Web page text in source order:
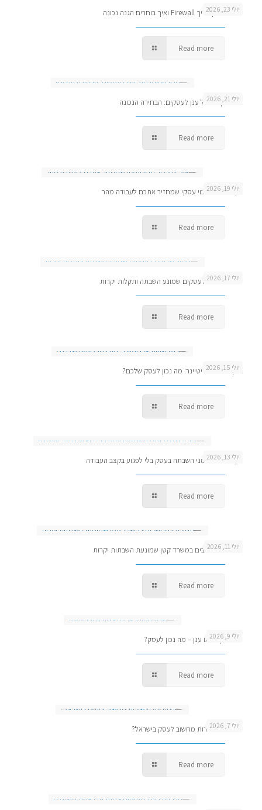
יולי 23, 2026
למה העסק צריך Firewall ואיך בוחרים הגנה נכונה
Read more
יולי 21, 2026
גיבוי מקומי מול ענן לעסקים: הבחירה הנכונה
Read more
יולי 19, 2026
איך להגדיר גיבוי עסקי שמחזיר אתכם לעבודה מהר
Read more
יולי 17, 2026
ניטור שרתים לעסקים שמונע השבתה ותקלות יקרות
Read more
יולי 15, 2026
בנק שעות או ריטיינר: מה נכון לעסק שלכם?
Read more
יולי 13, 2026
איך לצמצם זמני השבתה בעסק בלי לפגוע בקצב העבודה
Read more
יולי 11, 2026
תמיכה למחשבים במשרד קטן שמונעת השבתות יקרות
Read more
יולי 9, 2026
שרת מקומי או ענן – מה נכון לעסק?
Read more
יולי 7, 2026
כמה עולה שירות מחשוב לעסק בישראל?
Read more